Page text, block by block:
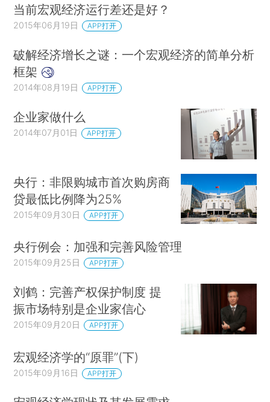
当前宏观经济运行差还是好？
2015年06月19日 APP打开
破解经济增长之谜：一个宏观经济的简单分析
框架
2014年08月19日 APP打开
企业家做什么
2014年07月01日 APP打开
央行：非限购城市首次购房商
贷最低比例降为25%
2015年09月30日 APP打开
央行例会：加强和完善风险管理
2015年09月25日 APP打开
刘鹤：完善产权保护制度 提
振市场特别是企业家信心
2015年09月20日 APP打开
宏观经济学的“原罪”(下)
2015年09月16日 APP打开